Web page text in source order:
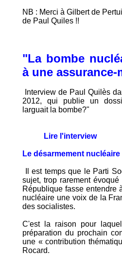
NB : Merci à Gilbert de
de Paul Quiles !!
"La bombe
à une assurance-
Interview de Paul Quilès
2012, qui publie un
larguait la bombe?"
Lire l'interview
Le désarmement nucléaire
Il est temps que le Parti
sujet, trop rarement
République fasse entendre
nucléaire une voix de la
des socialistes.
C'est la raison pour
préparation du prochain
une « contribution
Rocard.